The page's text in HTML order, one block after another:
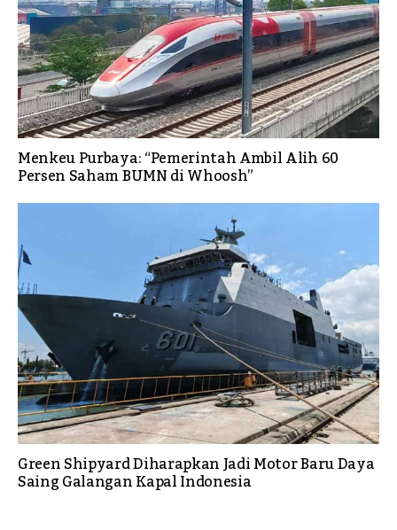
Menkeu Purbaya: “Pemerintah Ambil Alih 60
Persen Saham BUMN di Whoosh”
Green Shipyard Diharapkan Jadi Motor Baru Daya
Saing Galangan Kapal Indonesia